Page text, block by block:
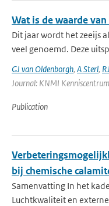
Wat is de waarde
Dit jaar wordt het zeeijs
veel genoemd. Deze
GJ van Oldenborgh, A Sterl,
Journal: KNMI
Publication
bij chemische
Samenvatting In het
Luchtkwaliteit en